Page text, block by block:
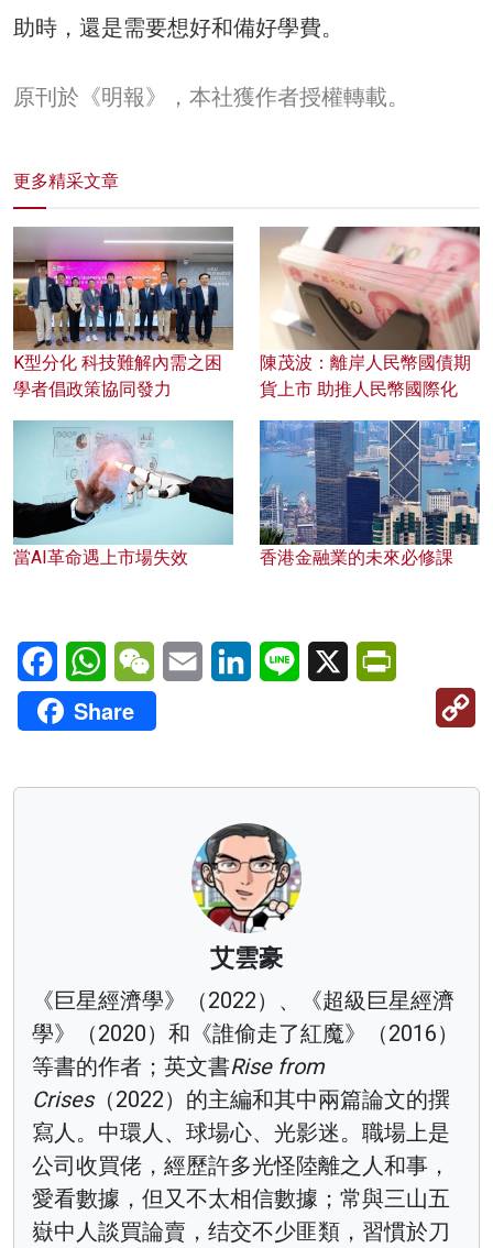
助時，還是需要想好和備好學費。
原刊於《明報》，本社獲作者授權轉載。
更多精采文章
K型分化 科技難解內需之困
學者倡政策協同發力
陳茂波：離岸人民幣國債期
貨上市 助推人民幣國際化
當AI革命遇上市場失效 香港金融業的未來必修課
FacebookWhatsAppWeChatEmail LinkedInLine X
Share
艾雲豪
《巨星經濟學》（2022）、《超級巨星經濟
學》（2020）和《誰偷走了紅魔》（2016）
等書的作者；英文書Rise from
Crises（2022）的主編和其中兩篇論文的撰
寫人。中環人、球場心、光影迷。職場上是
公司收買佬，經歷許多光怪陸離之人和事，
愛看數據，但又不太相信數據；常與三山五
嶽中人談買論賣，结交不少匪類，習慣於刀